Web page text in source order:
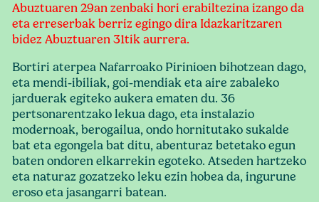
Abuztuaren 29an zenbaki hori erabiltezina izango da
eta erreserbak berriz egingo dira Idazkaritzaren
bidez Abuztuaren 31tik aurrera.
Bortiri aterpea Nafarroako Pirinioen bihotzean dago,
eta mendi-ibiliak, goi-mendiak eta aire zabaleko
jarduerak egiteko aukera ematen du. 36
pertsonarentzako lekua dago, eta instalazio
modernoak, berogailua, ondo hornitutako sukalde
bat eta egongela bat ditu, abenturaz betetako egun
baten ondoren elkarrekin egoteko. Atseden hartzeko
eta naturaz gozatzeko leku ezin hobea da, ingurune
eroso eta jasangarri batean.